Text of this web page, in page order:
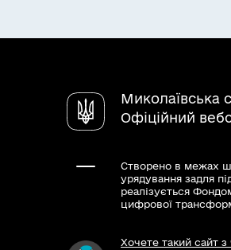
Миколаївська
Офіційний
Створено в межах
урядування задля
реалізується
цифрової
Хочете такий сайт